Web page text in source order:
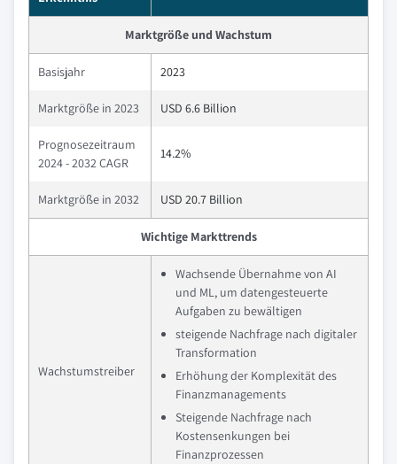
Marktgröße und Wachstum
Basisjahr 2023
Marktgröße in 2023 USD 6.6 Billion
Prognosezeitraum
2024 - 2032 CAGR
14.2%
Marktgröße in 2032 USD 20.7 Billion
Wichtige Markttrends
Wachstumstreiber
Wachsende Übernahme von AI
und ML, um datengesteuerte
Aufgaben zu bewältigen
steigende Nachfrage nach digitaler
Transformation
Erhöhung der Komplexität des
Finanzmanagements
Steigende Nachfrage nach
Kostensenkungen bei
Finanzprozessen